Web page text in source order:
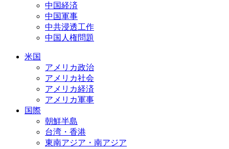
中国経済
中国軍事
中共浸透工作
中国人権問題
米国
アメリカ政治
アメリカ社会
アメリカ経済
アメリカ軍事
国際
朝鮮半島
台湾・香港
東南アジア・南アジア